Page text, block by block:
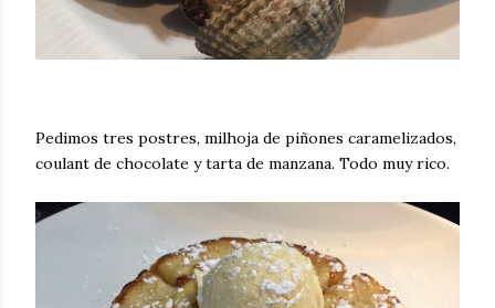
Pedimos tres postres, milhoja de piñones caramelizados,
coulant de chocolate y tarta de manzana. Todo muy rico.